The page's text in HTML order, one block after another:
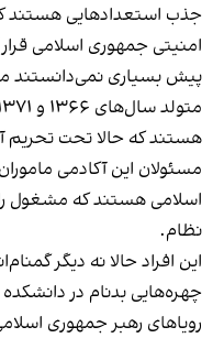
جذب استعدادهایی هستند که
امنیتی جمهوری اسلامی
پیش بسیاری نمی‌دانستند
هستند که حالا تحت تحریم
مسئولان این آکادمی
اسلامی هستند که مشغول
نظام.
این افراد حالا نه دیگر
چهره‌هایی بدنام در
رویاهای رهبر جمهوری